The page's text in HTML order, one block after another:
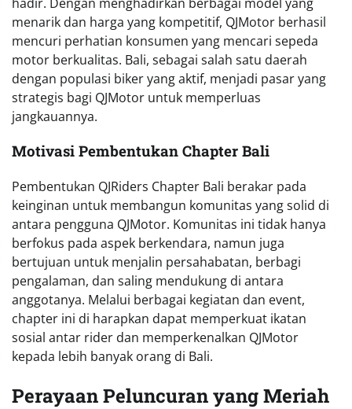
menarik dan harga yang kompetitif, QJMotor berhasil
mencuri perhatian konsumen yang mencari sepeda
motor berkualitas. Bali, sebagai salah satu daerah
dengan populasi biker yang aktif, menjadi pasar yang
strategis bagi QJMotor untuk memperluas
jangkauannya.
Motivasi Pembentukan Chapter Bali
Pembentukan QJRiders Chapter Bali berakar pada
keinginan untuk membangun komunitas yang solid di
antara pengguna QJMotor. Komunitas ini tidak hanya
berfokus pada aspek berkendara, namun juga
bertujuan untuk menjalin persahabatan, berbagi
pengalaman, dan saling mendukung di antara
anggotanya. Melalui berbagai kegiatan dan event,
chapter ini di harapkan dapat memperkuat ikatan
sosial antar rider dan memperkenalkan QJMotor
kepada lebih banyak orang di Bali.
Perayaan Peluncuran yang Meriah